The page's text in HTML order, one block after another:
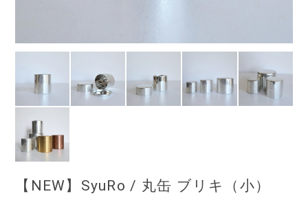
【NEW】SyuRo / 丸缶 ブリキ（小）